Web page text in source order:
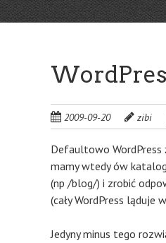
2009-09-20 zibi
Defaultowo WordPress
mamy wtedy ów
(np /blog/) i zrobić
(cały WordPress ląduje
Jedyny minus tego